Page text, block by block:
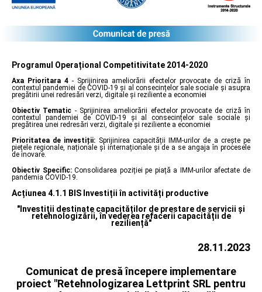
Programul Operațional Competitivitate 2014-2020
Axa Prioritara 4 - Sprijinirea ameliorării efectelor provocate de criză în
contextul pandemiei de COVID-19 și al consecințelor sale sociale și asupra
pregătirii unei redresări verzi, digitale și reziliente a economiei
Obiectiv Tematic - Sprijinirea ameliorării efectelor provocate de criză în
contextul pandemiei de COVID-19 și al consecințelor sale sociale și
pregătirea unei redresări verzi, digitale și reziliente a economiei
Prioritatea de investiții: Sprijinirea capacității IMM-urilor de a crește pe
piețele regionale, naționale și internaționale și de a se angaja în procesele
de inovare.
Obiectiv Specific:Consolidarea poziției pe piață a IMM-urilor afectate de
pandemia COVID-19.
Acțiunea 4.1.1 BIS Investiții în activități productive
"Investiții destinate capacităților de prestare de servicii și
retehnologizării, în vederea refacerii capacității de
reziliență"
28.11.2023
Comunicat de presă începere implementare
proiect "Retehnologizarea Lettprint SRL pentru